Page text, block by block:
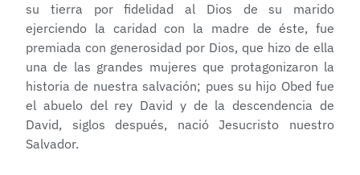
su tierra por fidelidad al Dios de su marido
ejerciendo la caridad con la madre de éste, fue
premiada con generosidad por Dios, que hizo de ella
una de las grandes mujeres que protagonizaron la
historia de nuestra salvación; pues su hijo Obed fue
el abuelo del rey David y de la descendencia de
David, siglos después, nació Jesucristo nuestro
Salvador.